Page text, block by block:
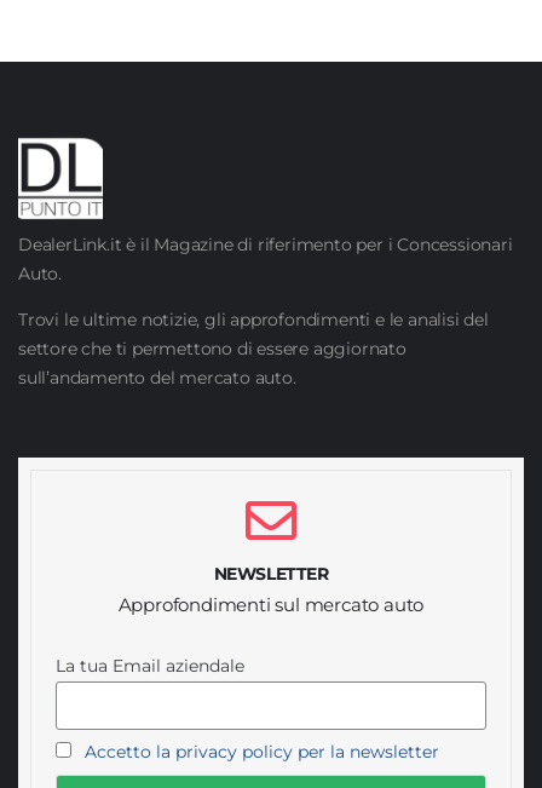
DealerLink.it è il Magazine di riferimento per i Concessionari
Auto.
Trovi le ultime notizie, gli approfondimenti e le analisi del
settore che ti permettono di essere aggiornato
sull’andamento del mercato auto.
NEWSLETTER
Approfondimenti sul mercato auto
La tua Email aziendale
Accetto la privacy policy per la newsletter